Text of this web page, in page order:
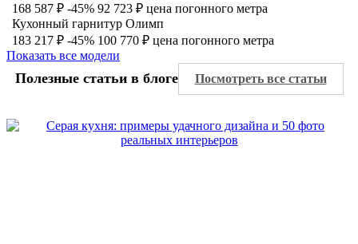
168 587 ₽ -45% 92 723 ₽ цена погонного метра
Кухонный гарнитур Олимп
183 217 ₽ -45% 100 770 ₽ цена погонного метра
Показать все модели
Полезные статьи в блоге Посмотреть все статьи